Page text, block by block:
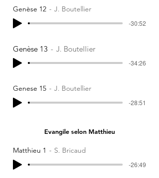
Genèse 12 J. Boutellier
-30:52
Genèse 13 J. Boutellier
-34:26
Genese 15 J. Boutellier
-28:51
Evangile selon Matthieu
Matthieu 1 S. Bricaud
-26:49